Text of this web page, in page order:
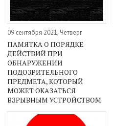
09 сентября 2021, Четверг
ПАМЯТКА О ПОРЯДКЕ
ДЕЙСТВИЙ ПРИ
ОБНАРУЖЕНИИ
ПОДОЗРИТЕЛЬНОГО
ПРЕДМЕТА, КОТОРЫЙ
МОЖЕТ ОКАЗАТЬСЯ
ВЗРЫВНЫМ УСТРОЙСТВОМ